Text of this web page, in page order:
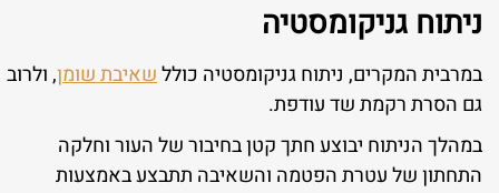
ניתוח גניקומסטיה
במרבית המקרים, ניתוח גניקומסטיה כוללשאיבת שומן, ולרוב
גם הסרת רקמת שד עודפת.
במהלך הניתוח יבוצע חתך קטן בחיבור של העור וחלקה
התחתון של עטרת הפטמה והשאיבה תתבצע באמצעות